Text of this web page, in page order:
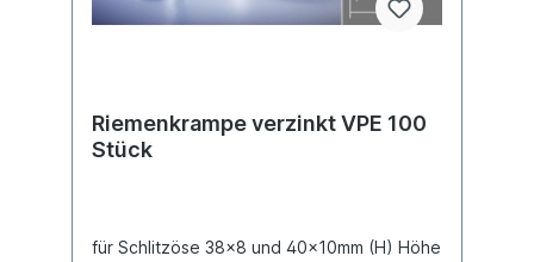
Riemenkrampe verzinkt VPE 100
Stück
für Schlitzöse 38x8 und 40x10mm (H) Höhe